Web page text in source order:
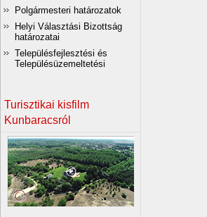
Polgármesteri határozatok
Helyi Választási Bizottság
határozatai
Településfejlesztési és
Településüzemeltetési
Turisztikai kisfilm
Kunbaracsról